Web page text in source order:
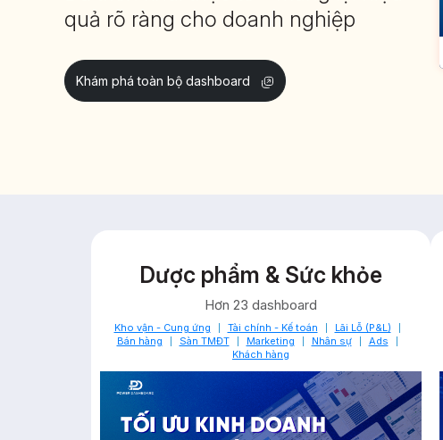
quả rõ ràng cho doanh nghiệp
Khám phá toàn bộ dashboard
Dược phẩm & Sức khỏe
Hơn 23 dashboard
Kho vận - Cung ứng Tài chính - Kế toán
Lãi Lỗ (P&L)
Bán hàng
Sàn TMĐT Marketing Nhân sự
Ads
Khách hàng